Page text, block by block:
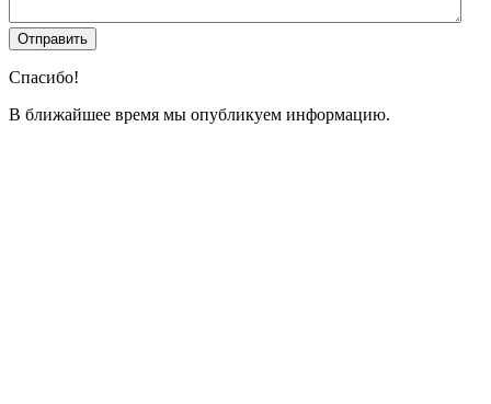
Спасибо!
В ближайшее время мы опубликуем информацию.